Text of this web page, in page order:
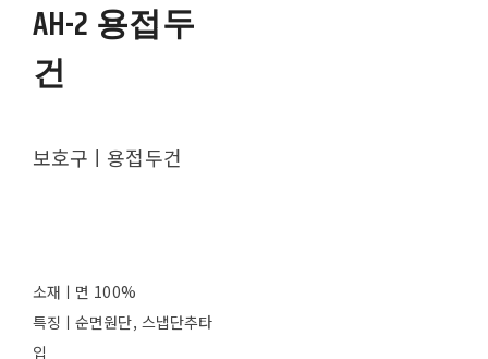
AH-2 용접두
건
보호구ㅣ용접두건
소재ㅣ면 100%
특징ㅣ순면원단, 스냅단추타
입